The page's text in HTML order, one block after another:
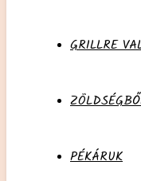
GRILLRE
PÉKÁRUK